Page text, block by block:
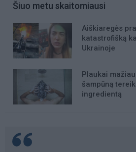
Šiuo metu skaitomiausi
Aiškiaregės
katastrofišką
Ukrainoje
Plaukai
šampūną
ingredientą